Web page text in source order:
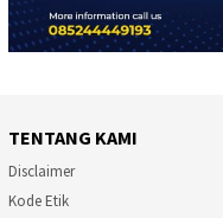
TENTANG KAMI
Disclaimer
Kode Etik